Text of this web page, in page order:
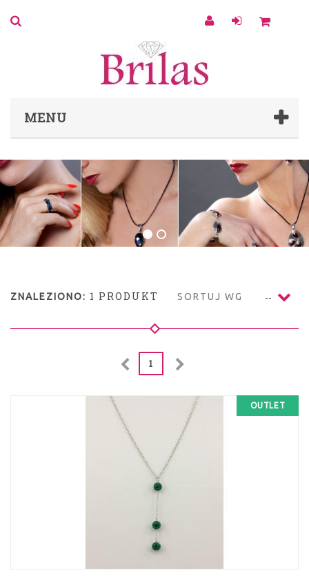
MENU
ZNALEZIONO: 1 PRODUKT SORTUJ WG --
1
OUTLET